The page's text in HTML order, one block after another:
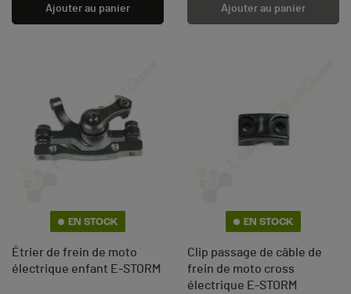
Ajouter au panier Ajouter au panier
EN STOCK
Étrier de frein de moto
électrique enfant E-STORM
EN STOCK
Clip passage de câble de
frein de moto cross
électrique E-STORM